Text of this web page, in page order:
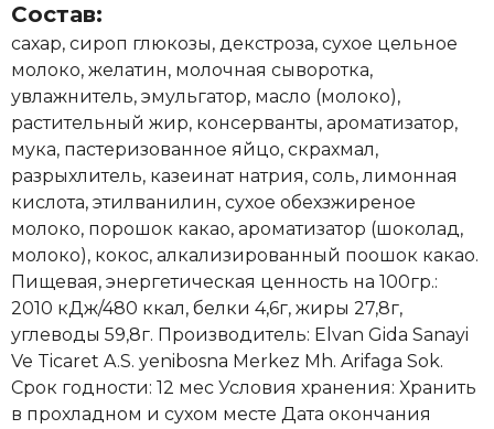
Состав:
сахар, сироп глюкозы, декстроза, сухое цельное
молоко, желатин, молочная сыворотка,
увлажнитель, эмульгатор, масло (молоко),
растительный жир, консерванты, ароматизатор,
мука, пастеризованное яйцо, скрахмал,
разрыхлитель, казеинат натрия, соль, лимонная
кислота, этилванилин, сухое обехзжиреное
молоко, порошок какао, ароматизатор (шоколад,
молоко), кокос, алкализированный поошок какао.
Пищевая, энергетическая ценность на 100гр.:
2010 кДж/480 ккал, белки 4,6г, жиры 27,8г,
углеводы 59,8г. Производитель: Elvan Gida Sanayi
Ve Ticaret A.S. yenibosna Merkez Mh. Arifaga Sok.
Срок годности: 12 мес Условия хранения: Хранить
в прохладном и сухом месте Дата окончания